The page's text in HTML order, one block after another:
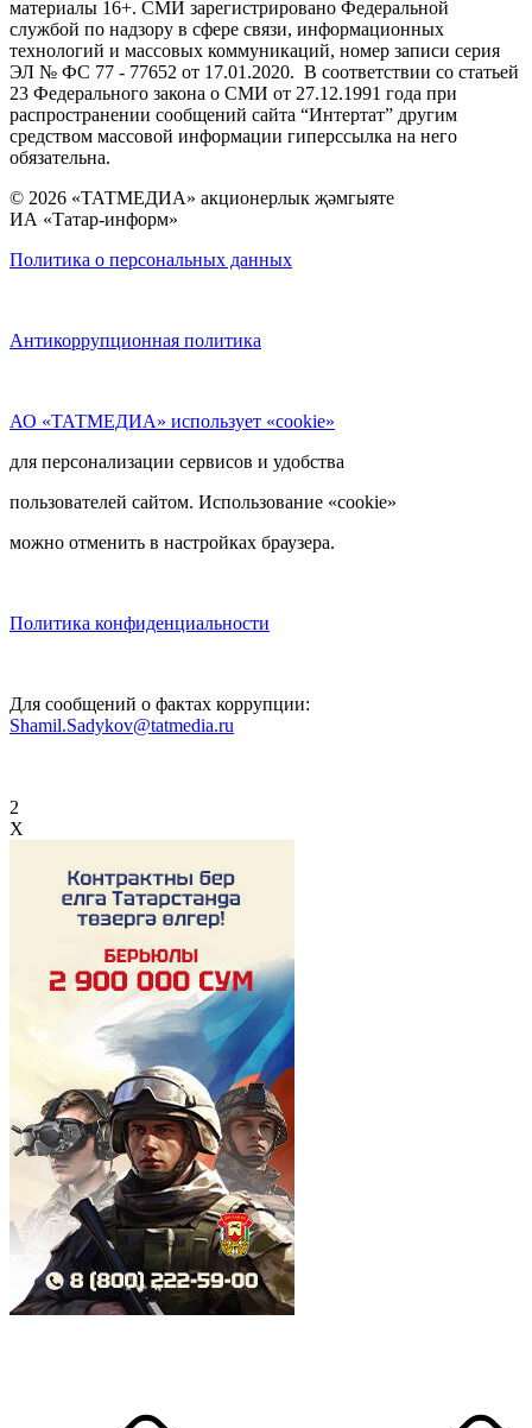
материалы 16+. СМИ зарегистрировано Федеральной
службой по надзору в сфере связи, информационных
технологий и массовых коммуникаций, номер записи серия
ЭЛ № ФС 77 - 77652 от 17.01.2020. В соответствии со статьей
23 Федерального закона о СМИ от 27.12.1991 года при
распространении сообщений сайта “Интертат” другим
средством массовой информации гиперссылка на него
обязательна.
© 2026 «ТАТМЕДИА» акционерлык җәмгыяте
ИА «Татар-информ»
Политика о персональных данных
Антикоррупционная политика
АО «ТАТМЕДИА» использует «cookie»
для персонализации сервисов и удобства
пользователей сайтом. Использование «cookie»
можно отменить в настройках браузера.
Политика конфиденциальности
Для сообщений о фактах коррупции:
Shamil.Sadykov@tatmedia.ru
2
X